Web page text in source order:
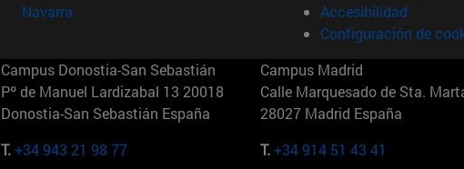
Navarra
Accesibilidad
Configuración de
Campus Donostia-San Sebastián
Pº de Manuel Lardizabal 13 20018
Donostia-San Sebastián España
T.+34 943 21 98 77
Campus Madrid
Calle Marquesado de Sta.
28027 Madrid España
T.+34 914 51 43 41